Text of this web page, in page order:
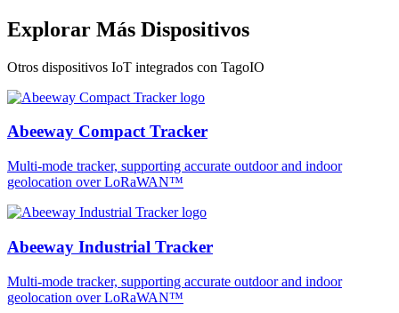
Explorar Más Dispositivos
Otros dispositivos IoT integrados con TagoIO
Abeeway Compact Tracker
Multi-mode tracker, supporting accurate outdoor and indoor
geolocation over LoRaWAN™
Abeeway Industrial Tracker
Multi-mode tracker, supporting accurate outdoor and indoor
geolocation over LoRaWAN™